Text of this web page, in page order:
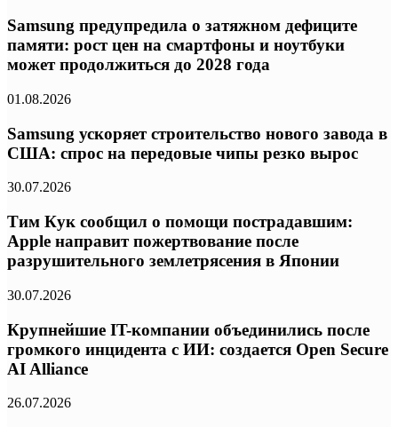
Samsung предупредила о затяжном дефиците
памяти: рост цен на смартфоны и ноутбуки
может продолжиться до 2028 года
01.08.2026
Samsung ускоряет строительство нового завода в
США: спрос на передовые чипы резко вырос
30.07.2026
Тим Кук сообщил о помощи пострадавшим:
Apple направит пожертвование после
разрушительного землетрясения в Японии
30.07.2026
Крупнейшие IT-компании объединились после
громкого инцидента с ИИ: создается Open Secure
AI Alliance
26.07.2026